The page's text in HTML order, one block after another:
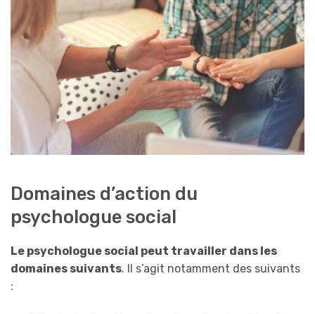
Domaines d’action du
psychologue social
Le psychologue social peut travailler dans les
domaines suivants. Il s’agit notamment des suivants
: